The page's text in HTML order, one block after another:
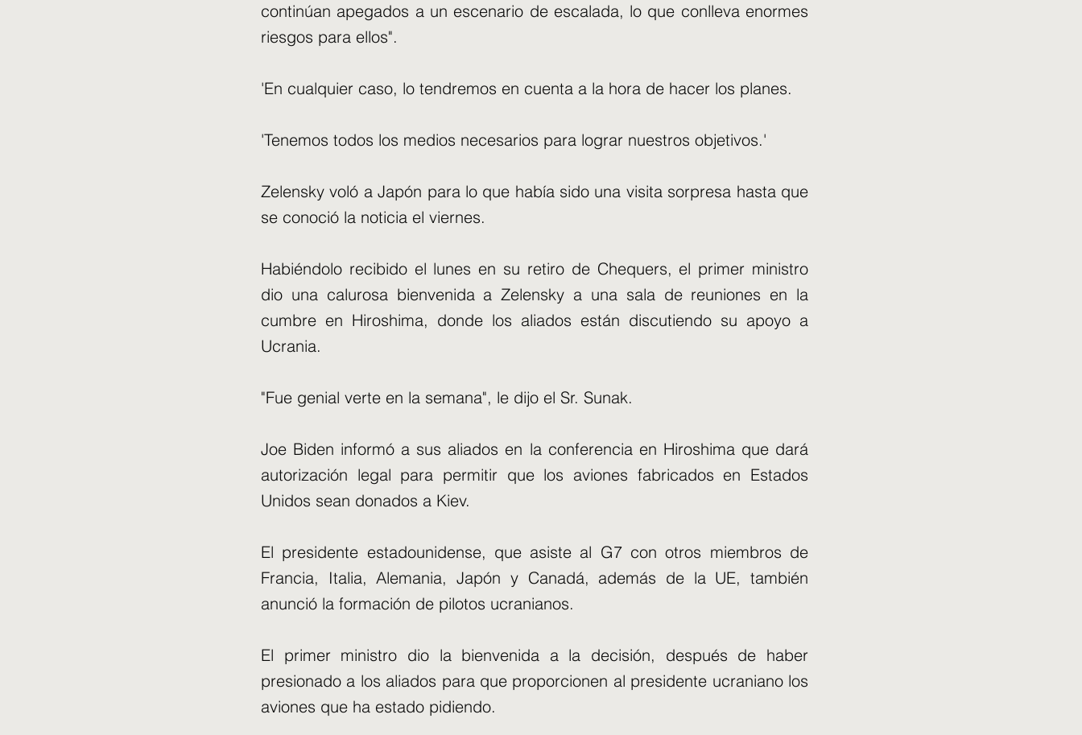
continúan apegados a un escenario de escalada, lo que conlleva enormes
riesgos para ellos".
'En cualquier caso, lo tendremos en cuenta a la hora de hacer los planes.
'Tenemos todos los medios necesarios para lograr nuestros objetivos.'
Zelensky voló a Japón para lo que había sido una visita sorpresa hasta que
se conoció la noticia el viernes.
Habiéndolo recibido el lunes en su retiro de Chequers, el primer ministro
dio una calurosa bienvenida a Zelensky a una sala de reuniones en la
cumbre en Hiroshima, donde los aliados están discutiendo su apoyo a
Ucrania.
"Fue genial verte en la semana", le dijo el Sr. Sunak.
Joe Biden informó a sus aliados en la conferencia en Hiroshima que dará
autorización legal para permitir que los aviones fabricados en Estados
Unidos sean donados a Kiev.
El presidente estadounidense, que asiste al G7 con otros miembros de
Francia, Italia, Alemania, Japón y Canadá, además de la UE, también
anunció la formación de pilotos ucranianos.
El primer ministro dio la bienvenida a la decisión, después de haber
presionado a los aliados para que proporcionen al presidente ucraniano los
aviones que ha estado pidiendo.